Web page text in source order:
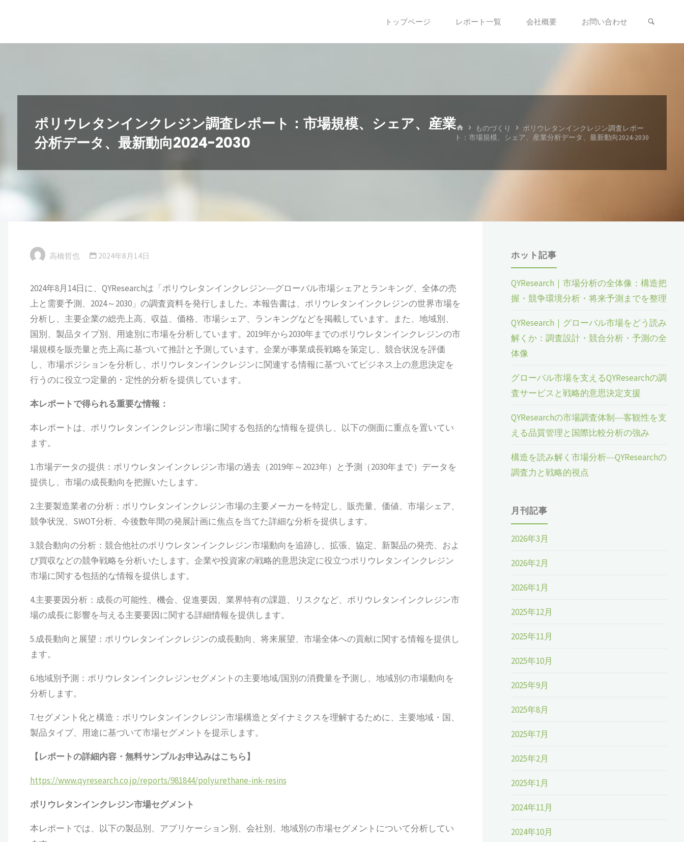
トップページ レポート一覧 会社概要 お問い合わせ
ポリウレタンインクレジン調査レポート：市場規模、シェア、産業
分析データ、最新動向2024-2030
ホ
ー
ものづくり
ポリウレタンインクレジン調査レポー
ト：市場規模、シェア、産業分析データ、最新動向2024-2030
高橋哲也 2024年8月14日
2024年8月14日に、QYResearchは「ポリウレタンインクレジン―グローバル市場シェアとランキング、全体の売
上と需要予測、2024～2030」の調査資料を発行しました。本報告書は、ポリウレタンインクレジンの世界市場を
分析し、主要企業の総売上高、収益、価格、市場シェア、ランキングなどを掲載しています。また、地域別、
国別、製品タイプ別、用途別に市場を分析しています。2019年から2030年までのポリウレタンインクレジンの市
場規模を販売量と売上高に基づいて推計と予測しています。企業が事業成長戦略を策定し、競合状況を評価
し、市場ポジションを分析し、ポリウレタンインクレジンに関連する情報に基づいてビジネス上の意思決定を
行うのに役立つ定量的・定性的分析を提供しています。
本レポートで得られる重要な情報：
本レポートは、ポリウレタンインクレジン市場に関する包括的な情報を提供し、以下の側面に重点を置いてい
ます。
1.市場データの提供：ポリウレタンインクレジン市場の過去（2019年～2023年）と予測（2030年まで）データを
提供し、市場の成長動向を把握いたします。
2.主要製造業者の分析：ポリウレタンインクレジン市場の主要メーカーを特定し、販売量、価値、市場シェア、
競争状況、SWOT分析、今後数年間の発展計画に焦点を当てた詳細な分析を提供します。
3.競合動向の分析：競合他社のポリウレタンインクレジン市場動向を追跡し、拡張、協定、新製品の発売、およ
び買収などの競争戦略を分析いたします。企業や投資家の戦略的意思決定に役立つポリウレタンインクレジン
市場に関する包括的な情報を提供します。
4.主要要因分析：成長の可能性、機会、促進要因、業界特有の課題、リスクなど、ポリウレタンインクレジン市
場の成長に影響を与える主要要因に関する詳細情報を提供します。
5.成長動向と展望：ポリウレタンインクレジンの成長動向、将来展望、市場全体への貢献に関する情報を提供し
ます。
6.地域別予測：ポリウレタンインクレジンセグメントの主要地域/国別の消費量を予測し、地域別の市場動向を
分析します。
7.セグメント化と構造：ポリウレタンインクレジン市場構造とダイナミクスを理解するために、主要地域・国、
製品タイプ、用途に基づいて市場セグメントを提示します。
【レポートの詳細内容・無料サンプルお申込みはこちら】
https://www.qyresearch.co.jp/reports/981844/polyurethane-ink-resins
ポリウレタンインクレジン市場セグメント
本レポートでは、以下の製品別、アプリケーション別、会社別、地域別の市場セグメントについて分析してい
ホット記事
QYResearch｜市場分析の全体像：構造把
握・競争環境分析・将来予測までを整理
QYResearch｜グローバル市場をどう読み
解くか：調査設計・競合分析・予測の全
体像
グローバル市場を支えるQYResearchの調
査サービスと戦略的意思決定支援
QYResearchの市場調査体制―客観性を支
える品質管理と国際比較分析の強み
構造を読み解く市場分析―QYResearchの
調査力と戦略的視点
月刊記事
2026年3月
2026年2月
2026年1月
2025年12月
2025年11月
2025年10月
2025年9月
2025年8月
2025年7月
2025年2月
2025年1月
2024年11月
2024年10月